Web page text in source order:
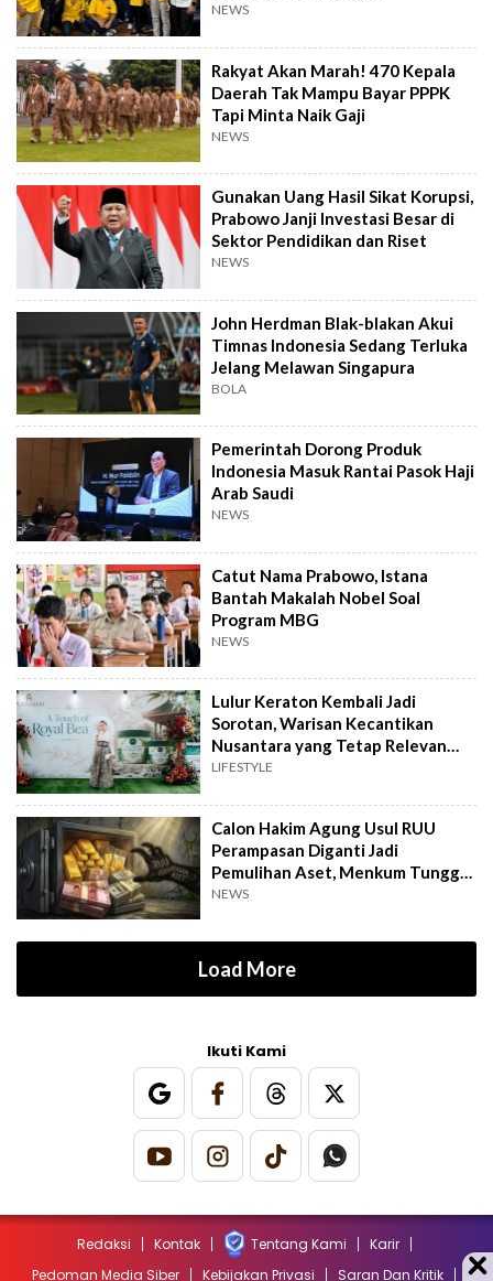
NEWS
Rakyat Akan Marah! 470 Kepala
Daerah Tak Mampu Bayar PPPK
Tapi Minta Naik Gaji
NEWS
Gunakan Uang Hasil Sikat Korupsi,
Prabowo Janji Investasi Besar di
Sektor Pendidikan dan Riset
NEWS
John Herdman Blak-blakan Akui
Timnas Indonesia Sedang Terluka
Jelang Melawan Singapura
BOLA
Pemerintah Dorong Produk
Indonesia Masuk Rantai Pasok Haji
Arab Saudi
NEWS
Catut Nama Prabowo, Istana
Bantah Makalah Nobel Soal
Program MBG
NEWS
Lulur Keraton Kembali Jadi
Sorotan, Warisan Kecantikan
Nusantara yang Tetap Relevan
hingga Kini
LIFESTYLE
Calon Hakim Agung Usul RUU
Perampasan Diganti Jadi
Pemulihan Aset, Menkum Tunggu
Langkah DPR
NEWS
Load More
Ikuti Kami
Redaksi Kontak Tentang Kami
Karir
Pedoman Media Siber
Kebijakan Privasi Saran Dan Kritik